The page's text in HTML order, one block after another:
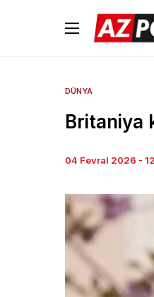
DÜNYA
Britaniya
04 Fevral 2026 -